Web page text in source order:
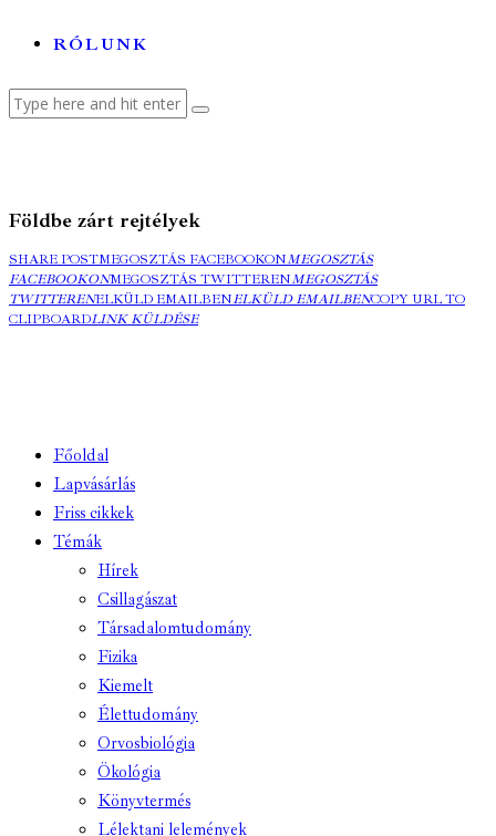
RÓLUNK
Földbe zárt rejtélyek
SHARE POSTMEGOSZTÁS FACEBOOKONMEGOSZTÁS
FACEBOOKONMEGOSZTÁS TWITTERENMEGOSZTÁS
TWITTERENELKÜLD EMAILBENELKÜLD EMAILBENCOPY URL TO
CLIPBOARDLINK KÜLDÉSE
Főoldal
Lapvásárlás
Friss cikkek
Témák
Hírek
Csillagászat
Társadalomtudomány
Fizika
Kiemelt
Élettudomány
Orvosbiológia
Ökológia
Könyvtermés
Lélektani lelemények